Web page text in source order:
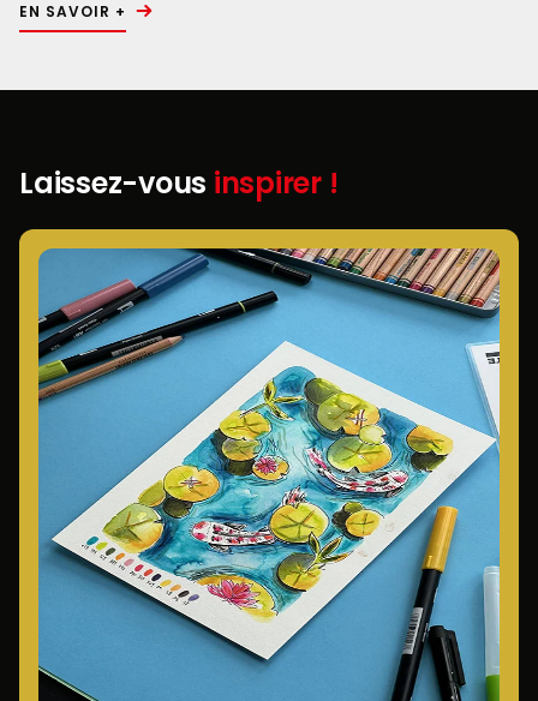
EN SAVOIR +
Laissez-vous inspirer !